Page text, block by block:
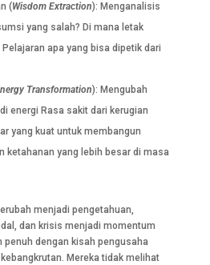
(Wisdom Extraction): Menganalisis
yang salah? Di mana letak
apa yang bisa dipetik dari
Transformation): Mengubah
energi Rasa sakit dari kerugian
yang kuat untuk membangun
ketahanan yang lebih besar di masa
menjadi pengetahuan,
dan krisis menjadi momentum
penuh dengan kisah pengusaha
Mereka tidak melihat